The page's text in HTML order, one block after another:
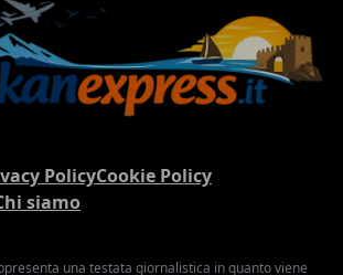
PolicyCookie Policy
siamo
una testata giornalistica in quanto viene